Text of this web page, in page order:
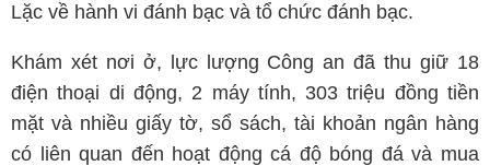
Lặc về hành vi đánh bạc và tổ chức đánh bạc.
Khám xét nơi ở, lực lượng Công an đã thu giữ 18
điện thoại di động, 2 máy tính, 303 triệu đồng tiền
mặt và nhiều giấy tờ, sổ sách, tài khoản ngân hàng
có liên quan đến hoạt động cá độ bóng đá và mua